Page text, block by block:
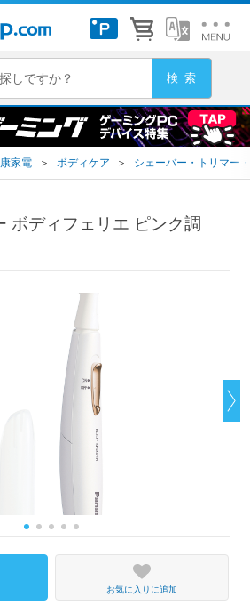
家電 ＞ ボディケア ＞ シェーバー・トリマー
ボディフェリエ ピンク調
お気に入りに追加